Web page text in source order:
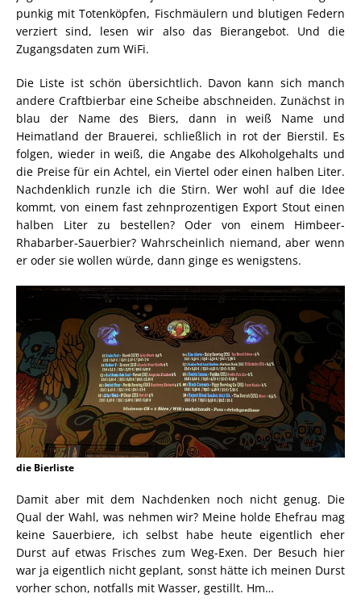
punkig mit Totenköpfen, Fischmäulern und blutigen Federn
verziert sind, lesen wir also das Bierangebot. Und die
Zugangsdaten zum WiFi.
Die Liste ist schön übersichtlich. Davon kann sich manch
andere Craftbierbar eine Scheibe abschneiden. Zunächst in
blau der Name des Biers, dann in weiß Name und
Heimatland der Brauerei, schließlich in rot der Bierstil. Es
folgen, wieder in weiß, die Angabe des Alkoholgehalts und
die Preise für ein Achtel, ein Viertel oder einen halben Liter.
Nachdenklich runzle ich die Stirn. Wer wohl auf die Idee
kommt, von einem fast zehnprozentigen Export Stout einen
halben Liter zu bestellen? Oder von einem Himbeer-
Rhabarber-Sauerbier? Wahrscheinlich niemand, aber wenn
er oder sie wollen würde, dann ginge es wenigstens.
die Bierliste
Damit aber mit dem Nachdenken noch nicht genug. Die
Qual der Wahl, was nehmen wir? Meine holde Ehefrau mag
keine Sauerbiere, ich selbst habe heute eigentlich eher
Durst auf etwas Frisches zum Weg-Exen. Der Besuch hier
war ja eigentlich nicht geplant, sonst hätte ich meinen Durst
vorher schon, notfalls mit Wasser, gestillt. Hm…